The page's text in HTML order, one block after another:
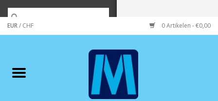
EUR/ CHF 0 Artikelen - €0,00
Merken